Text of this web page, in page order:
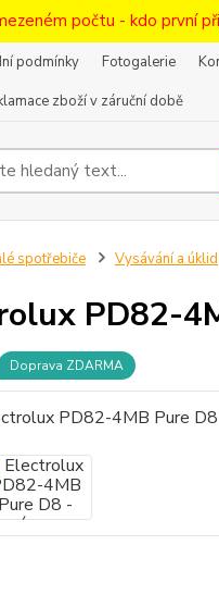
počtu - kdo první
podmínky Fotogalerie
zboží v záruční době
spotřebiče Vysávání a úklid
PD82-
Doprava ZDARMA